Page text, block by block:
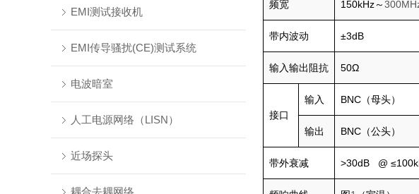
EMI测试接收机
EMI传导骚扰(CE)测试系统
电波暗室
人工电源网络（LISN）
近场探头
耦合去耦网络
频宽 150kHz～
带内波动 ±3dB
输入输出阻抗 50Ω
接口
输入 BNC（母头）
输出 BNC（公头）
带外衰减 >30dB @